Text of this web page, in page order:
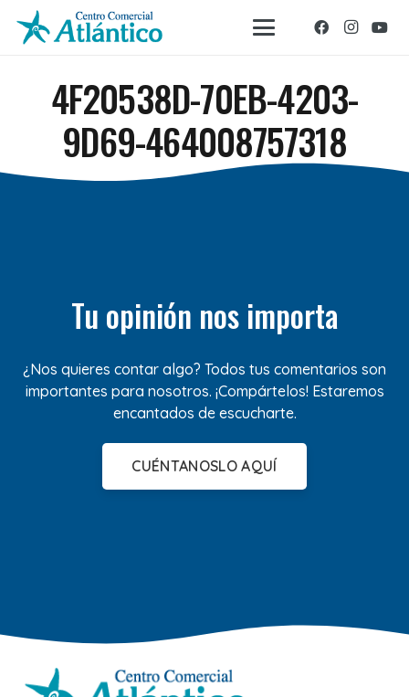
4F20538D-70EB-4203-
9D69-464008757318
Tu opinión nos importa
¿Nos quieres contar algo? Todos tus comentarios son
importantes para nosotros. ¡Compártelos! Estaremos
encantados de escucharte.
CUÉNTANOSLO AQUÍ